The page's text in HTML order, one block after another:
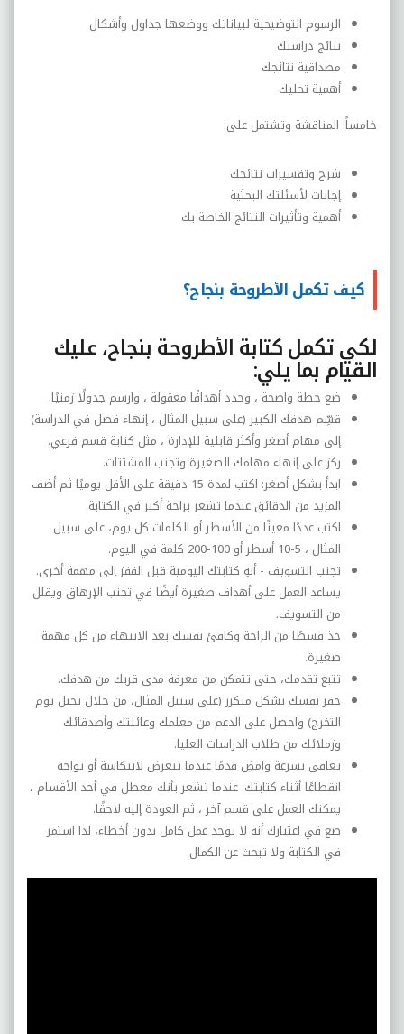
الرسوم التوضيحية لبياناتك ووضعها جداول وأشكال
نتائج دراستك
مصداقية نتائجك
أهمية تحليك
خامساً: المناقشة وتشتمل على:
شرح وتفسيرات نتائجك
إجابات لأسئلتك البحثية
أهمية وتأثيرات النتائج الخاصة بك
كيف تكمل الأطروحة بنجاح؟
لكي تكمل كتابة الأطروحة بنجاح، عليك
القيام بما يلي:
ضع خطة واضحة ، وحدد أهدافًا معقولة ، وارسم جدولًا زمنيًا.
قسِّم هدفك الكبير (على سبيل المثال ، إنهاء فصل في الدراسة)
إلى مهام أصغر وأكثر قابلية للإدارة ، مثل كتابة قسم فرعي.
ركز على إنهاء مهامك الصغيرة وتجنب المشتتات.
ابدأ بشكل أصغر: اكتب لمدة 15 دقيقة على الأقل يوميًا ثم أضف
المزيد من الدقائق عندما تشعر براحة أكبر في الكتابة.
اكتب عددًا معينًا من الأسطر أو الكلمات كل يوم، على سبيل
المثال ، 5-10 أسطر أو 100-200 كلمة في اليوم
.
تجنب التسويف - أنهِ كتابتك اليومية قبل القفز إلى مهمة أخرى.
يساعد العمل على أهداف صغيرة أيضًا في تجنب الإرهاق ويقلل
من التسويف.
خذ قسطًا من الراحة وكافئ نفسك بعد الانتهاء من كل مهمة
صغيرة.
تتبع تقدمك، حتى تتمكن من معرفة مدى قربك من هدفك.
حفز نفسك بشكل متكرر (على سبيل المثال، من خلال تخيل يوم
التخرج) واحصل على الدعم من معلمك وعائلتك وأصدقائك
وزملائك من طلاب الدراسات العليا.
تعافى بسرعة وامضِ قدمًا عندما تتعرض لانتكاسة أو تواجه
انقطاعًا أثناء كتابتك. عندما تشعر بأنك معطل في أحد الأقسام ،
يمكنك العمل على قسم آخر ، ثم العودة إليه لاحقًا.
ضع في اعتبارك أنه لا يوجد عمل كامل بدون أخطاء، لذا استمر
في الكتابة ولا تبحث عن الكمال.